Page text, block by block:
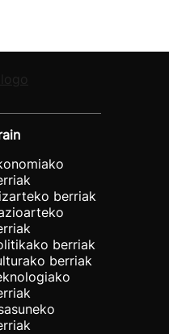
berriak
berriak
berriak